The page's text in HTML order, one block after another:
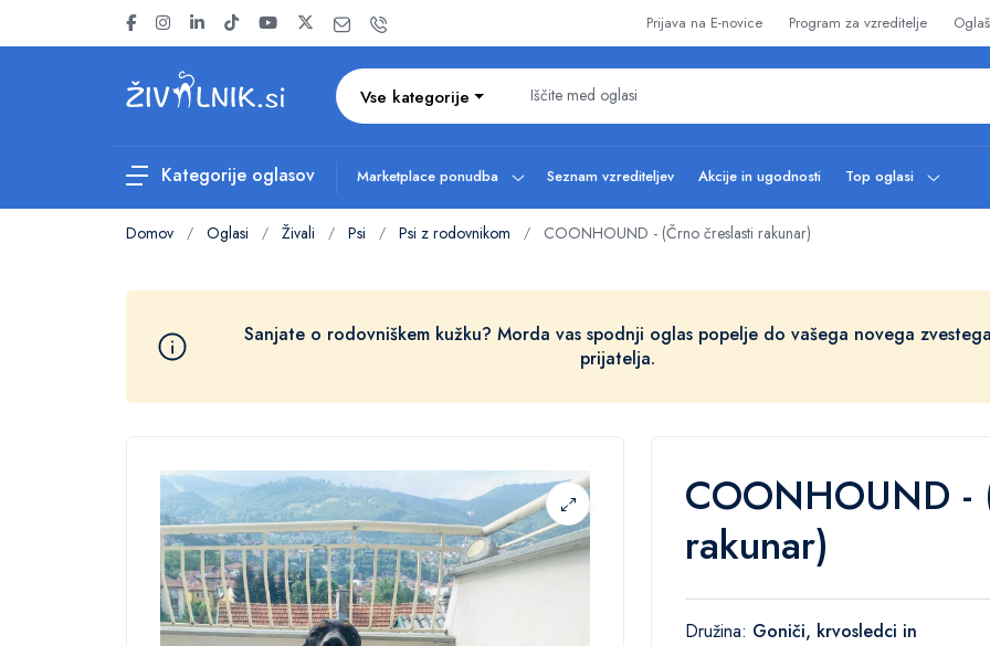
Prijava na E-novice Program za vzreditelje
Vse kategorije
Kategorije oglasov Marketplace ponudba Seznam vzrediteljev Akcije in ugodnosti Top oglasi
Domov / Oglasi / Živali / Psi / Psi z rodovnikom / COONHOUND - (Črno čreslasti rakunar)
Sanjate o rodovniškem kužku? Morda vas spodnji oglas popelje do vašega novega
prijatelja.
COONHOUND -
rakunar)
Družina: Goniči, krvosledci in